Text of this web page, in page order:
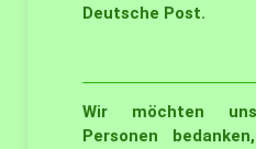
Deutsche Post.
Wir möchten
Personen